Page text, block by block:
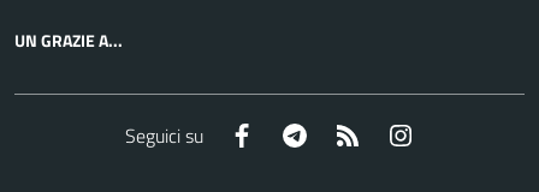
UN GRAZIE A...
Seguici su Facebook Telegram RSS